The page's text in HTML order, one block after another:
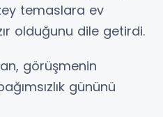
temaslara ev
olduğunu dile getirdi.
görüşmenin
gününü